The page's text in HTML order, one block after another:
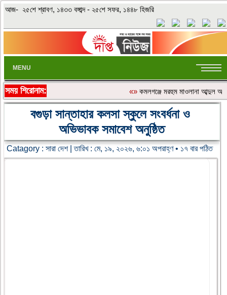
আজ- ২৫শে শ্রাবণ, ১৪৩৩ বঙ্গাব্দ - ২৫শে সফর, ১৪৪৮ হিজরি
MENU
সময় শিরোনাম: «»কমলগঞ্জে মরহুম মাওলানা আব্দুল
বগুড়া সান্তাহার কলসা স্কুলে সংবর্ধনা ও
অভিভাবক সমাবেশ অনুষ্ঠিত
Catagory : সারা দেশ| তারিখ : মে, ১৯, ২০২৬, ৬:০১ অপরাহ্ণ • ১৭ বার পঠিত